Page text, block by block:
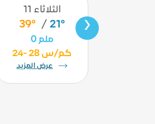
الثلاثاء 11
39° / 21°
0 ملم
24- 28 كم/س
عرض المزيد
›